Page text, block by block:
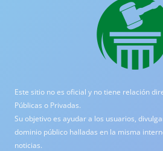
Este sitio no es oficial y no tiene relación
Públicas o Privadas.
Su objetivo es ayudar a los usuarios,
dominio público halladas en la misma
noticias.